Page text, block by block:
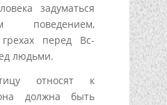
задуматься
поведением,
перед Вс-
людьми.
относят к
должна быть